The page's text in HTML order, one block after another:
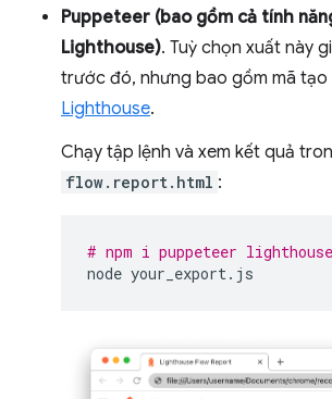
Puppeteer (bao gồm cả tính
Lighthouse). Tuỳ chọn xuất này
trước đó, nhưng bao gồm mã tạo
Lighthouse.
Chạy tập lệnh và xem kết quả
flow.report.html :
# npm i puppeteer lighthouse
node